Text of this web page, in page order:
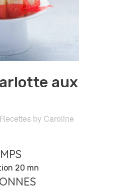
aux
Recettes by Caroline
20 mn